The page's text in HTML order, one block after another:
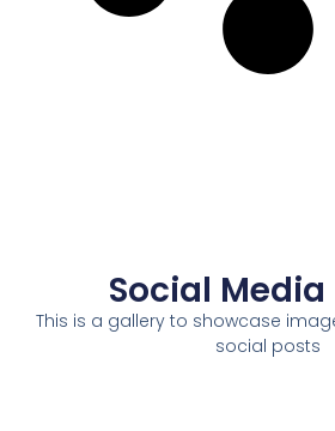
Social Media
This is a gallery to showcase
social posts